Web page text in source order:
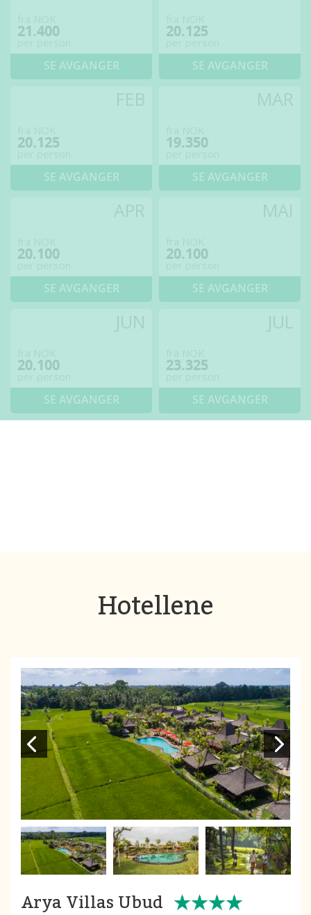
21.400
SE AVGANGER
20.125
SE AVGANGER
20.125
SE AVGANGER
19.350
SE AVGANGER
20.100
SE AVGANGER
20.100
SE AVGANGER
20.100
SE AVGANGER
23.325
SE AVGANGER
Hotellene
Arya Villas Ubud